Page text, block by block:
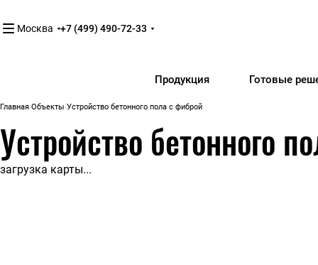
Москва +7 (499) 490-72-33
Продукция Готовые
Главная Объекты Устройство бетонного пола с фиброй
Устройство бетонного
загрузка карты...